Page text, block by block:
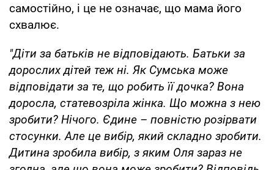
самостійно, і це не означає, що мама його
схвалює.
"Діти за батьків не відповідають. Батьки за
дорослих дітей теж ні. Як Сумська може
відповідати за те, що робить її дочка? Вона
доросла, статевозріла жінка. Що можна з нею
зробити? Нічого. Єдине – повністю розірвати
стосунки. Але це вибір, який складно зробити.
Дитина зробила вибір, з яким Оля зараз не